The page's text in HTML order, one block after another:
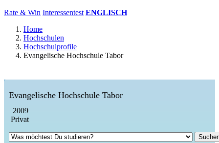
Rate & Win Interessentest ENGLISCH
Home
Hochschulen
Hochschulprofile
Evangelische Hochschule Tabor
Evangelische Hochschule Tabor
2009
Privat